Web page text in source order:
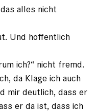
alles nicht
Und hoffentlich
ich?“ nicht fremd.
da Klage ich auch
mir deutlich, dass er
er da ist, dass ich